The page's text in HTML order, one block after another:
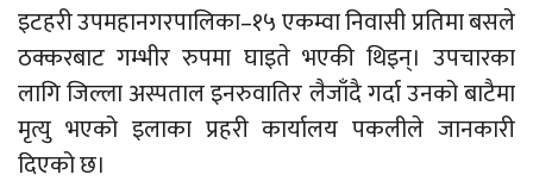
इटहरी उपमहानगरपालिका–१५ एकम्वा निवासी प्रतिमा बसले
ठक्करबाट गम्भीर रुपमा घाइते भएकी थिइन्। उपचारका
लागि जिल्ला अस्पताल इनरुवातिर लैजाँदै गर्दा उनको बाटैमा
मृत्यु भएको इलाका प्रहरी कार्यालय पकलीले जानकारी
दिएको छ।